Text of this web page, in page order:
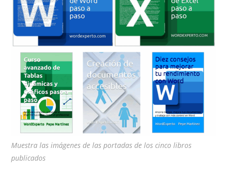
Muestra las imágenes de las portadas de los cinco libros
publicados